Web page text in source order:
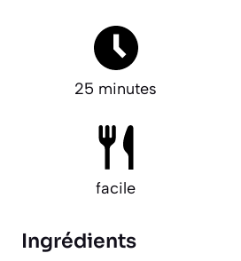
25 minutes
facile
Ingrédients